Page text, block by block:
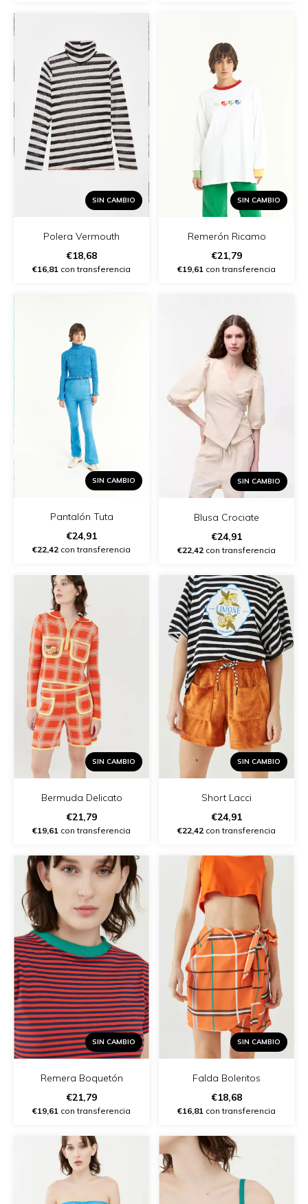
SIN CAMBIO
Polera Vermouth
€18,68
€16,81 con transferencia
SIN CAMBIO
Remerón Ricamo
€21,79
€19,61 con transferencia
SIN CAMBIO
Pantalón Tuta
€24,91
€22,42 con transferencia
SIN CAMBIO
Blusa Crociate
€24,91
€22,42 con transferencia
SIN CAMBIO
Bermuda Delicato
€21,79
€19,61 con transferencia
SIN CAMBIO
Short Lacci
€24,91
€22,42 con transferencia
SIN CAMBIO
Remera Boquetón
€21,79
€19,61 con transferencia
SIN CAMBIO
Falda Boleritos
€18,68
€16,81 con transferencia